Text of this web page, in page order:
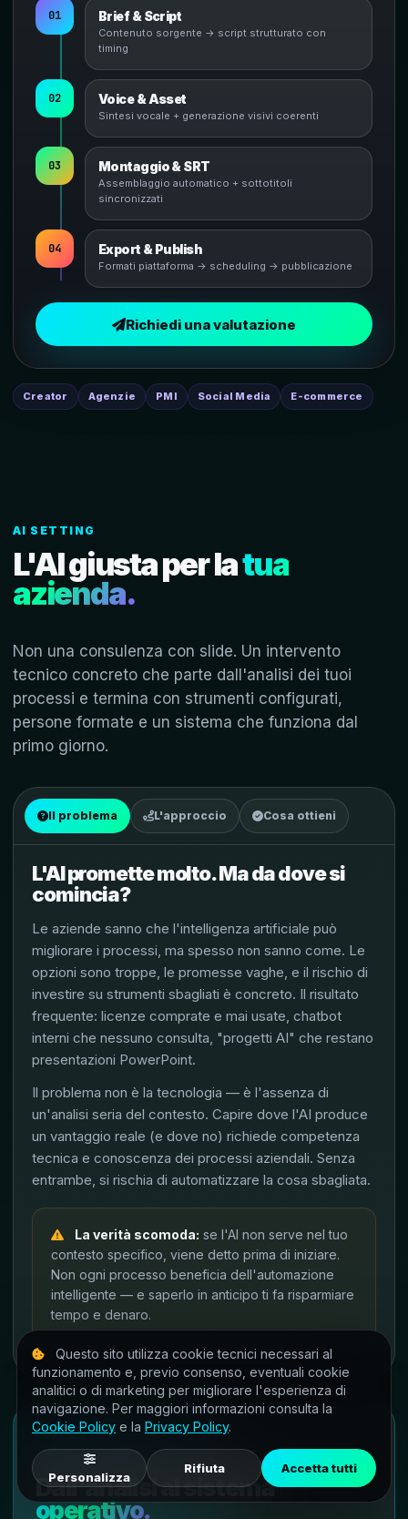
01 Brief & Script
Contenuto sorgente → script strutturato con
timing
02 Voice & Asset
Sintesi vocale + generazione visivi coerenti
03 Montaggio & SRT
Assemblaggio automatico + sottotitoli
sincronizzati
04 Export & Publish
Formati piattaforma → scheduling → pubblicazione
Richiedi una valutazione
Creator Agenzie PMI Social Media E-commerce
AI SETTING
L'AI giusta per latua
azienda.
Non una consulenza con slide. Un intervento
tecnico concreto che parte dall'analisi dei tuoi
processi e termina con strumenti configurati,
persone formate e un sistema che funziona dal
primo giorno.
Il problema L'approccio Cosa ottieni
L'AI promette molto. Ma da dove si
comincia?
Le aziende sanno che l'intelligenza artificiale può
migliorare i processi, ma spesso non sanno come. Le
opzioni sono troppe, le promesse vaghe, e il rischio di
investire su strumenti sbagliati è concreto. Il risultato
frequente: licenze comprate e mai usate, chatbot
interni che nessuno consulta, "progetti AI" che restano
presentazioni PowerPoint.
Il problema non è la tecnologia — è l'assenza di
un'analisi seria del contesto. Capire dove l'AI produce
un vantaggio reale (e dove no) richiede competenza
tecnica e conoscenza dei processi aziendali. Senza
entrambe, si rischia di automatizzare la cosa sbagliata.
La verità scomoda: se l'AI non serve nel tuo
contesto specifico, viene detto prima di iniziare.
Non ogni processo beneficia dell'automazione
intelligente — e saperlo in anticipo ti fa risparmiare
tempo e denaro.
Dall'analisi al sistema
operativo.
Questo sito utilizza cookie tecnici necessari al
funzionamento e, previo consenso, eventuali cookie
analitici o di marketing per migliorare l'esperienza di
navigazione. Per maggiori informazioni consulta la
Cookie Policy e la Privacy Policy.
Personalizza
Rifiuta Accetta tutti